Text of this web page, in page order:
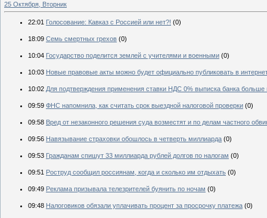
25 Октября, Вторник
22:01 Голосование: Кавказ с Россией или нет?! (0)
18:09 Семь смертных грехов (0)
10:04 Государство поделится землей с учителями и военными (0)
10:03 Новые правовые акты можно будет официально публиковать в
10:02 Для подтверждения применения ставки НДС 0% выписка банка больше
09:59 ФНС напомнила, как считать срок выездной налоговой проверки (0)
09:58 Вред от незаконного решения суда возместят и по делам частного
09:56 Навязывание страховки обошлось в четверть миллиарда (0)
09:53 Гражданам спишут 33 миллиарда рублей долгов по налогам (0)
09:51 Роструд сообщил россиянам, когда и сколько им отдыхать (0)
09:49 Реклама призывала телезрителей буянить по ночам (0)
09:48 Налоговиков обязали уплачивать процент за просрочку платежа (0)